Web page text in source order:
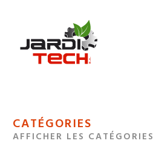
Jarditech
MENU
DE
CATÉGORIES
AFFICHER LES CATÉGORIES